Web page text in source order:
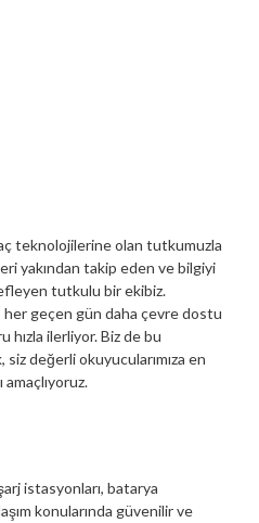
teknolojilerine olan tutkumuzla
yakından takip eden ve bilgiyi
tutkulu bir ekibiz.
geçen gün daha çevre dostu
ilerliyor. Biz de bu
değerli okuyucularımıza en
istasyonları, batarya
konularında güvenilir ve